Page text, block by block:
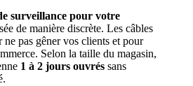
surveillance pour votre
de manière discrète. Les câbles
pas gêner vos clients et pour
Selon la taille du magasin,
1 à 2 jours ouvrés sans